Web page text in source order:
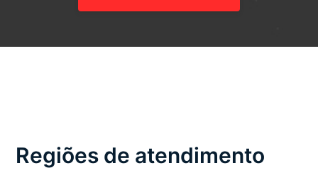
Regiões de atendimento